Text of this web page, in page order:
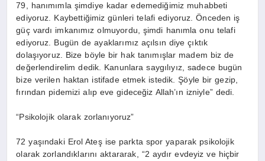
79, hanımımla şimdiye kadar edemediğimiz muhabbeti
ediyoruz. Kaybettiğimiz günleri telafi ediyoruz. Önceden iş
güç vardı imkanımız olmuyordu, şimdi hanımla onu telafi
ediyoruz. Bugün de ayaklarımız açılsın diye çıktık
dolaşıyoruz. Bize böyle bir hak tanımışlar madem biz de
değerlendirelim dedik. Kanunlara saygılıyız, sadece bugün
bize verilen haktan istifade etmek istedik. Şöyle bir gezip,
fırından pidemizi alıp eve gideceğiz Allah’ın izniyle” dedi.
“Psikolojik olarak zorlanıyoruz”
72 yaşındaki Erol Ateş ise parkta spor yaparak psikolojik
olarak zorlandıklarını aktararak, “2 aydır evdeyiz ve hiçbir